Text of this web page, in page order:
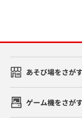
あそび場をさがす
ゲーム機をさがす